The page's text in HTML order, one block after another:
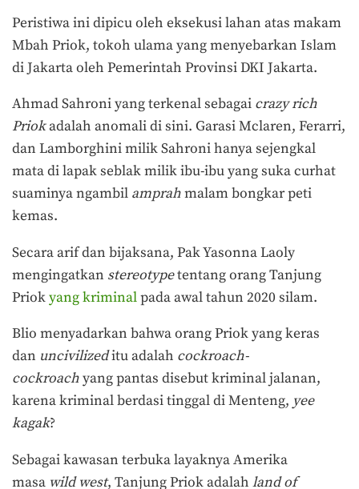
Peristiwa ini dipicu oleh eksekusi lahan atas makam
Mbah Priok, tokoh ulama yang menyebarkan Islam
di Jakarta oleh Pemerintah Provinsi DKI Jakarta.
Ahmad Sahroni yang terkenal sebagai crazy rich
Priokadalah anomali di sini. Garasi Mclaren, Ferarri,
dan Lamborghini milik Sahroni hanya sejengkal
mata di lapak seblak milik ibu-ibu yang suka curhat
suaminya ngambil amprahmalam bongkar peti
kemas.
Secara arif dan bijaksana, Pak Yasonna Laoly
mengingatkan stereotypetentang orang Tanjung
Priokyang kriminalpada awal tahun 2020 silam.
Blio menyadarkan bahwa orang Priok yang keras
dan uncivilizeditu adalah cockroach-
cockroachyang pantas disebut kriminal jalanan,
karena kriminal berdasi tinggal di Menteng, yee
kagak?
Sebagai kawasan terbuka layaknya Amerika
masa wild west, Tanjung Priok adalah land of